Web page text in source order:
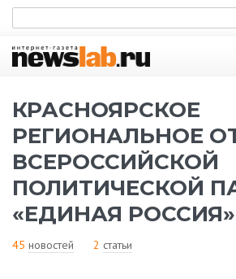
КРАСНОЯРСКОЕ
РЕГИОНАЛЬНОЕ
ВСЕРОССИЙСКОЙ
ПОЛИТИЧЕСКОЙ
«ЕДИНАЯ РОССИЯ»
45 новостей 2 статьи